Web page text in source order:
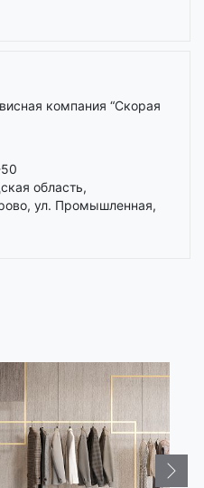
компания “Скорая
область,
ул. Промышленная,